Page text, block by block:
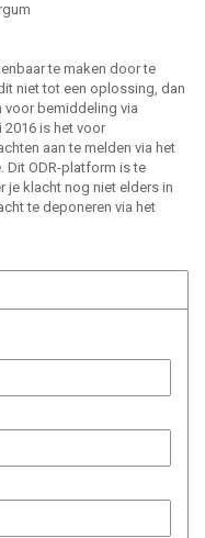
te maken door te
niet tot een oplossing, dan
voor bemiddeling via
2016 is het voor
aan te melden via het
Dit ODR-platform is te
je klacht nog niet elders in
te deponeren via het